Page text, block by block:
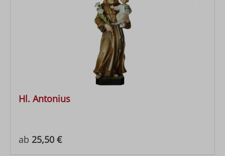
Hl. Antonius
Regulärer Preis:
ab 25,50 €